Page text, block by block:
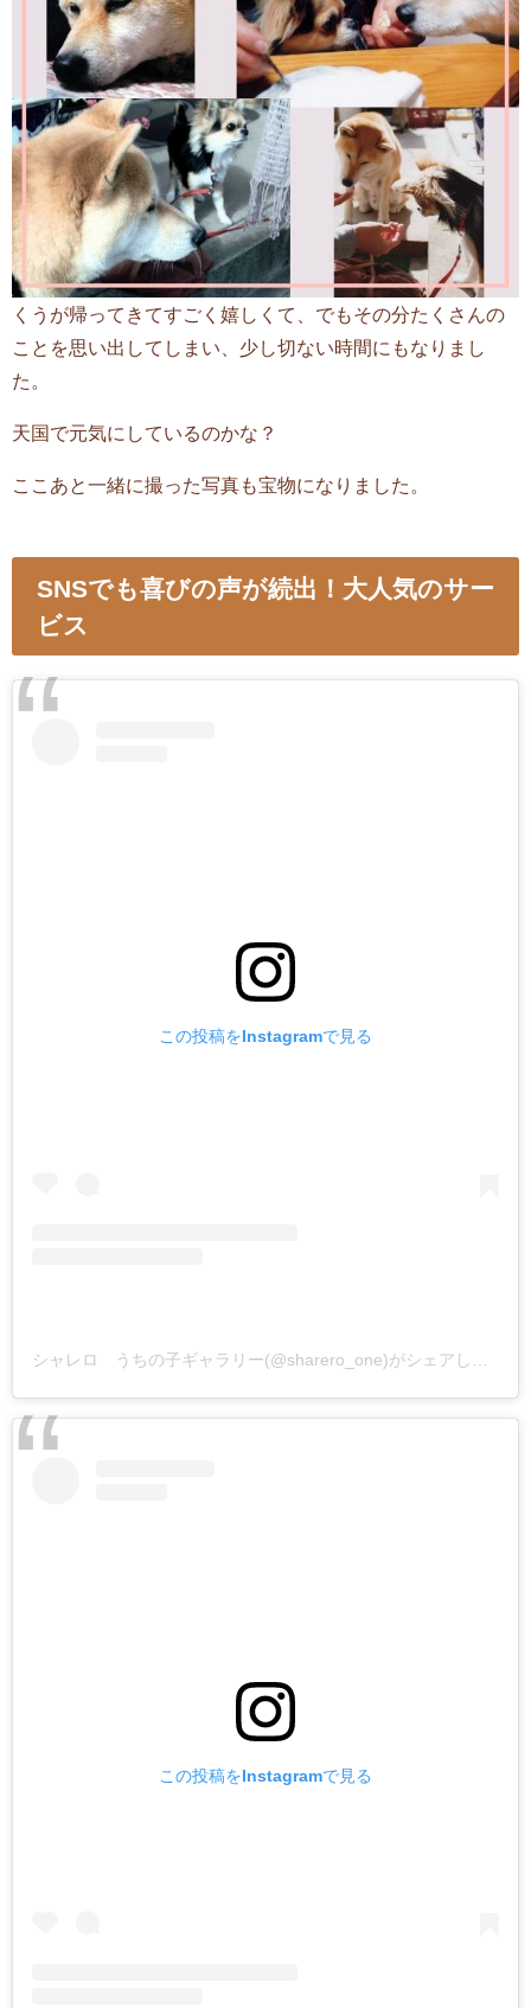
くうが帰ってきてすごく嬉しくて、でもその分たくさんの
ことを思い出してしまい、少し切ない時間にもなりまし
た。
天国で元気にしているのかな？
ここあと一緒に撮った写真も宝物になりました。
SNSでも喜びの声が続出！大人気のサー
ビス
この投稿をInstagramで見る
シャレロ うちの子ギャラリー(@sharero_one)がシェアした投稿
この投稿をInstagramで見る